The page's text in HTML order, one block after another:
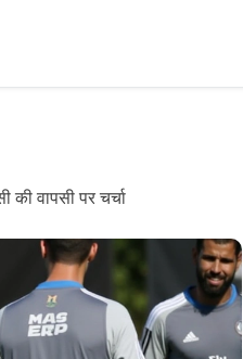
की वापसी पर चर्चा